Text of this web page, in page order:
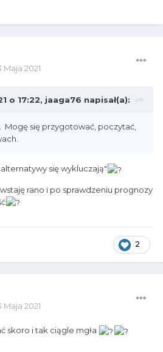
Maja 2021
o 17:22, jaaga76 napisał(a):
Mogę się przygotować, poczytać,
się wykluczają"
rano i po sprawdzeniu prognozy
2
Maja 2021
skoro i tak ciągle mgła